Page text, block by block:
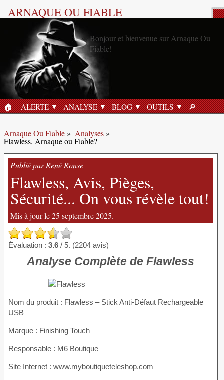
ARNAQUE OU FIABLE
ACCUEIL
🏠︎ ALERTE ANALYSE BLOG OUTILS 🔎︎
Arnaque Ou Fiable» Analyses»
Flawless, Arnaque ou Fiable?
Publié par René Ronse
Flawless, Avis, Pièges,
Sécurité... On vous révèle tout!
Mis à jour le 25 septembre 2025.
Évaluation : 3.6 / 5. (2204 avis)
Analyse Complète de Flawless
Nom du produit : Flawless – Stick Anti-Défaut Rechargeable
USB
Marque : Finishing Touch
Responsable : M6 Boutique
Site Internet : www.myboutiqueteleshop.com